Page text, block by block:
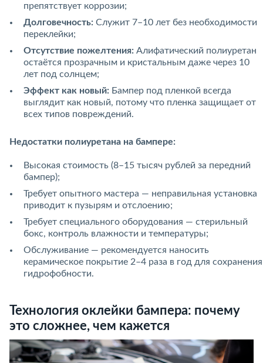
препятствует коррозии;
Долговечность: Служит 7–10 лет без необходимости
переклейки;
Отсутствие пожелтения: Алифатический полиуретан
остаётся прозрачным и кристальным даже через 10
лет под солнцем;
Эффект как новый: Бампер под пленкой всегда
выглядит как новый, потому что пленка защищает от
всех типов повреждений.
Недостатки полиуретана на бампере:
Высокая стоимость (8–15 тысяч рублей за передний
бампер);
Требует опытного мастера — неправильная установка
приводит к пузырям и отслоению;
Требует специального оборудования — стерильный
бокс, контроль влажности и температуры;
Обслуживание — рекомендуется наносить
керамическое покрытие 2–4 раза в год для сохранения
гидрофобности.
Технология оклейки бампера: почему
это сложнее, чем кажется